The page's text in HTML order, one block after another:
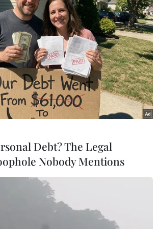
Debt? The Legal
Nobody Mentions